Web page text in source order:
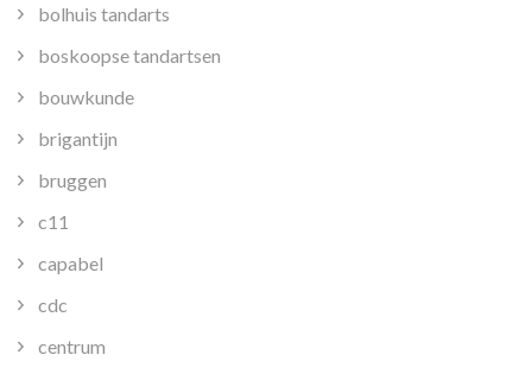
bolhuis tandarts
boskoopse tandartsen
bouwkunde
brigantijn
bruggen
c11
capabel
cdc
centrum